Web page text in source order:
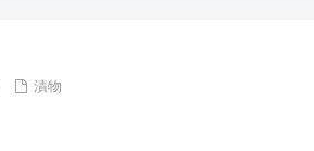
漬物